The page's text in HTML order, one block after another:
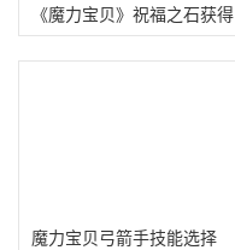
《魔力宝贝》祝福之石获得
方法及效果
魔力宝贝弓箭手技能选择